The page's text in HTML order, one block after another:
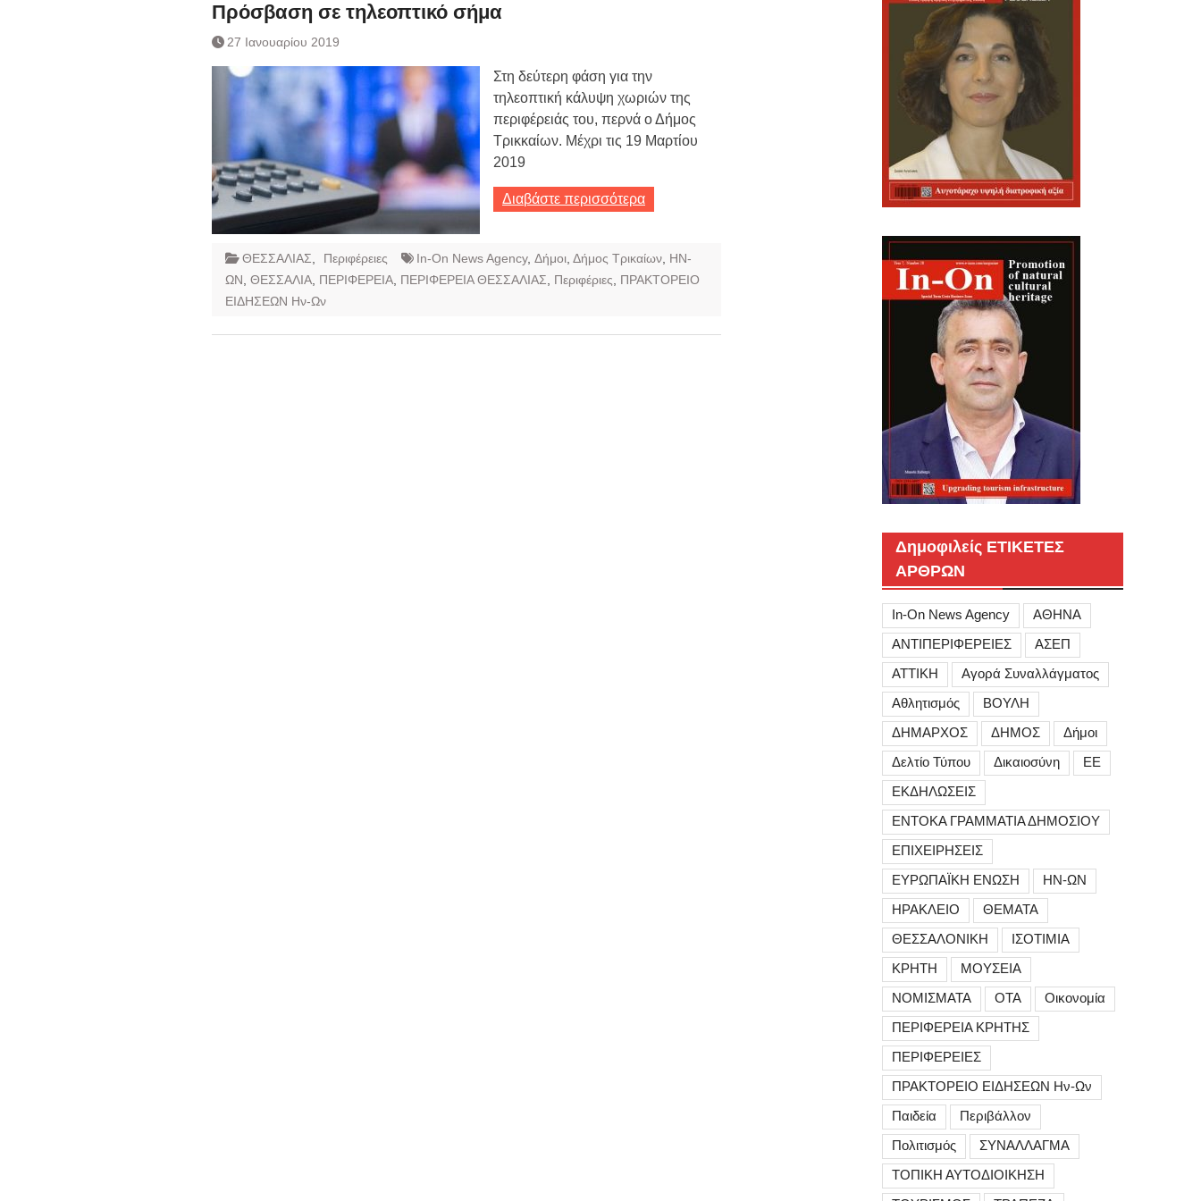
Συναλλάγματος &
Τραπεζογραμματίων 7-3-2019
Ημερήσιο Δελτίο Τιμών
Συναλλάγματος &
Τραπεζογραμματίων 4-3-2019
Κάθοδος αγροτών
Δικαιοσύνη
Πρόσβαση σε τηλεοπτικό σήμα
27 Ιανουαρίου 2019
Στη δεύτερη φάση για την
τηλεοπτική κάλυψη χωριών της
περιφέρειάς του, περνά ο Δήμος
Τρικκαίων. Μέχρι τις 19 Μαρτίου
2019
Διαβάστε περισσότερα
ΘΕΣΣΑΛΙΑΣ Περιφέρειες In-On News Agency, Δήμοι Δήμος Τρικαίων ΗΝ-
ΩΝ ΘΕΣΣΑΛΙΑ ΠΕΡΙΦΕΡΕΙΑ ΠΕΡΙΦΕΡΕΙΑ ΘΕΣΣΑΛΙΑΣ Περιφέριες
ΠΡΑΚΤΟΡΕΙΟ
ΕΙΔΗΣΕΩΝ Ην-Ων
Δημοφιλείς ΕΤΙΚΕΤΕΣ
ΑΡΘΡΩΝ
In-On News Agency
ΑΘΗΝΑ
ΑΝΤΙΠΕΡΙΦΕΡΕΙΕΣ
ΑΣΕΠ
ΑΤΤΙΚΗ
Αγορά Συναλλάγματος
Αθλητισμός
ΒΟΥΛΗ
ΔΗΜΑΡΧΟΣ
ΔΗΜΟΣ
Δήμοι
Δελτίο Τύπου
Δικαιοσύνη
ΕΕ
ΕΚΔΗΛΩΣΕΙΣ
ΕΝΤΟΚΑ ΓΡΑΜΜΑΤΙΑ ΔΗΜΟΣΙΟΥ
ΕΠΙΧΕΙΡΗΣΕΙΣ
ΕΥΡΩΠΑΪΚΗ ΕΝΩΣΗ
ΗΝ-ΩΝ
ΗΡΑΚΛΕΙΟ
ΘΕΜΑΤΑ
ΘΕΣΣΑΛΟΝΙΚΗ
ΙΣΟΤΙΜΙΑ
ΚΡΗΤΗ
ΜΟΥΣΕΙΑ
ΝΟΜΙΣΜΑΤΑ
ΟΤΑ
Οικονομία
ΠΕΡΙΦΕΡΕΙΑ ΚΡΗΤΗΣ
ΠΕΡΙΦΕΡΕΙΕΣ
ΠΡΑΚΤΟΡΕΙΟ ΕΙΔΗΣΕΩΝ Ην-Ων
Παιδεία
Περιβάλλον
Πολιτισμός
ΣΥΝΑΛΛΑΓΜΑ
ΤΟΠΙΚΗ ΑΥΤΟΔΙΟΙΚΗΣΗ